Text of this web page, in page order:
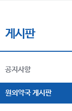
게시판
공지사항
원외약국 게시판